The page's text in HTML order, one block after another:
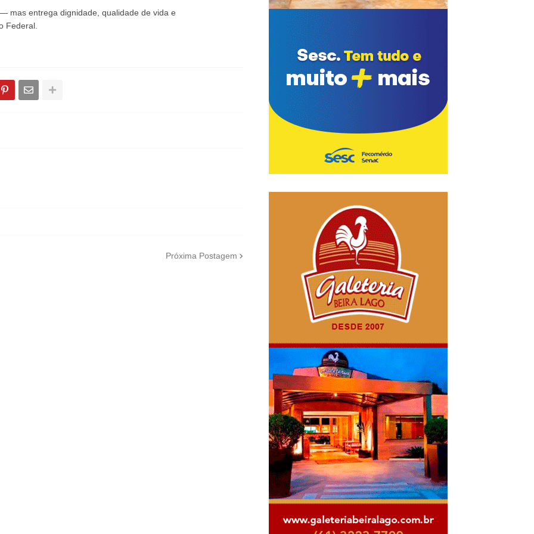
mas entrega dignidade, qualidade de vida e
Federal.
Próxima Postagem